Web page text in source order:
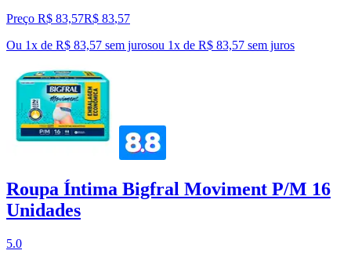
Preço R$ 83,57R$ 83,57
Ou 1x de R$ 83,57 sem jurosou 1x de R$ 83,57 sem juros
Roupa Íntima Bigfral Moviment P/M 16
Unidades
5.0